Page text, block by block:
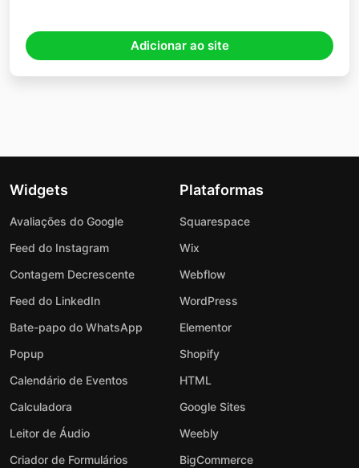
Adicionar ao site
Widgets
Avaliações do Google
Feed do Instagram
Contagem Decrescente
Feed do LinkedIn
Bate-papo do WhatsApp
Popup
Calendário de Eventos
Calculadora
Leitor de Áudio
Criador de Formulários
Plataformas
Squarespace
Wix
Webflow
WordPress
Elementor
Shopify
HTML
Google Sites
Weebly
BigCommerce